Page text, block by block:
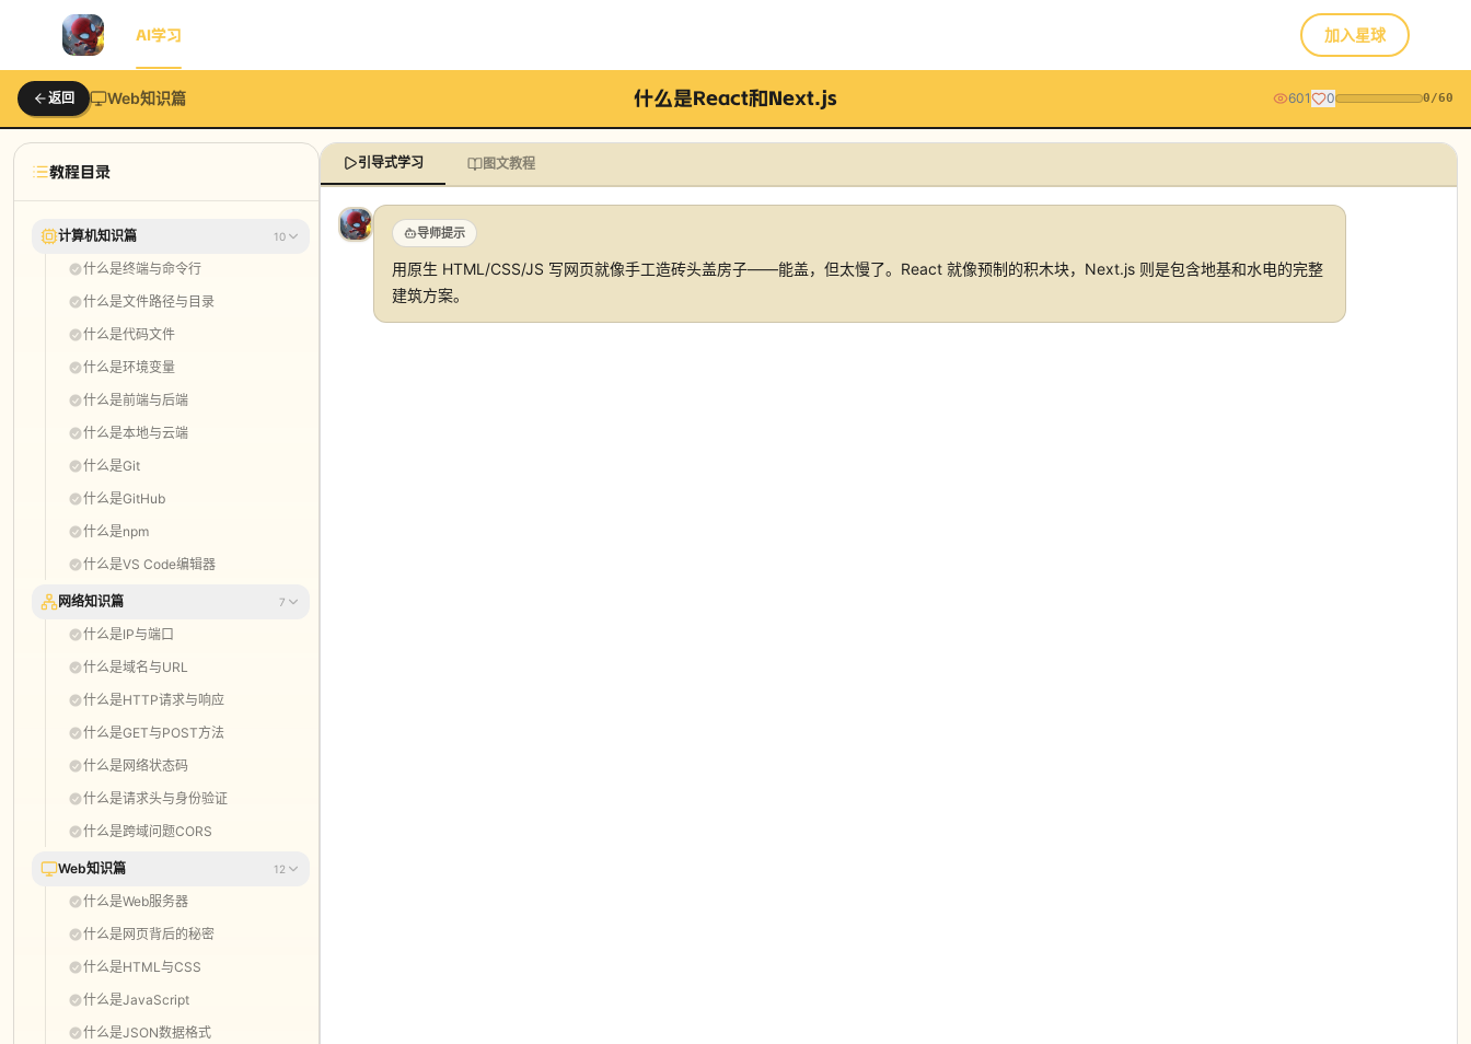
AI学习 加入星球
返回 Web知识篇 什么是React和Next.js 601 0 0/60
教程目录
计算机知识篇 10
什么是终端与命令行
什么是文件路径与目录
什么是代码文件
什么是环境变量
什么是前端与后端
什么是本地与云端
什么是Git
什么是GitHub
什么是npm
什么是VS Code编辑器
网络知识篇 7
什么是IP与端口
什么是域名与URL
什么是HTTP请求与响应
什么是GET与POST方法
什么是网络状态码
什么是请求头与身份验证
什么是跨域问题CORS
Web知识篇 12
什么是Web服务器
什么是网页背后的秘密
什么是HTML与CSS
什么是JavaScript
什么是JSON数据格式
引导式学习 图文教程
导师提示
用原生 HTML/CSS/JS 写网页就像手工造砖头盖房子——能盖，但太慢了。React 就像预制的积木块，Next.js 则是包含地基和水电的完整
建筑方案。